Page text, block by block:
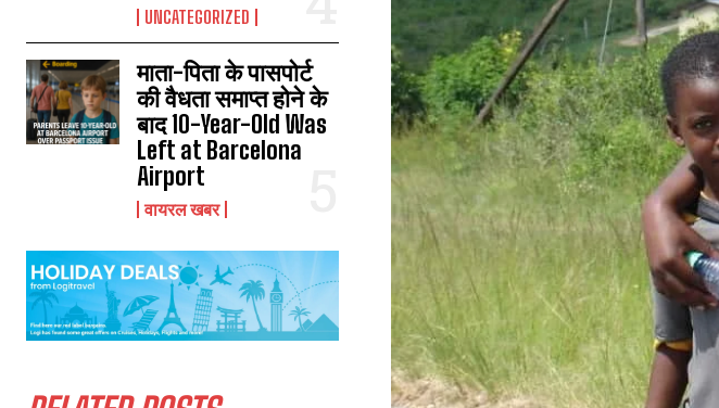
UNCATEGORIZED
माता-पिता के पासपोर्ट
की वैधता समाप्त होने के
बाद 10-Year-Old Was
Left at Barcelona
Airport
वायरल खबर